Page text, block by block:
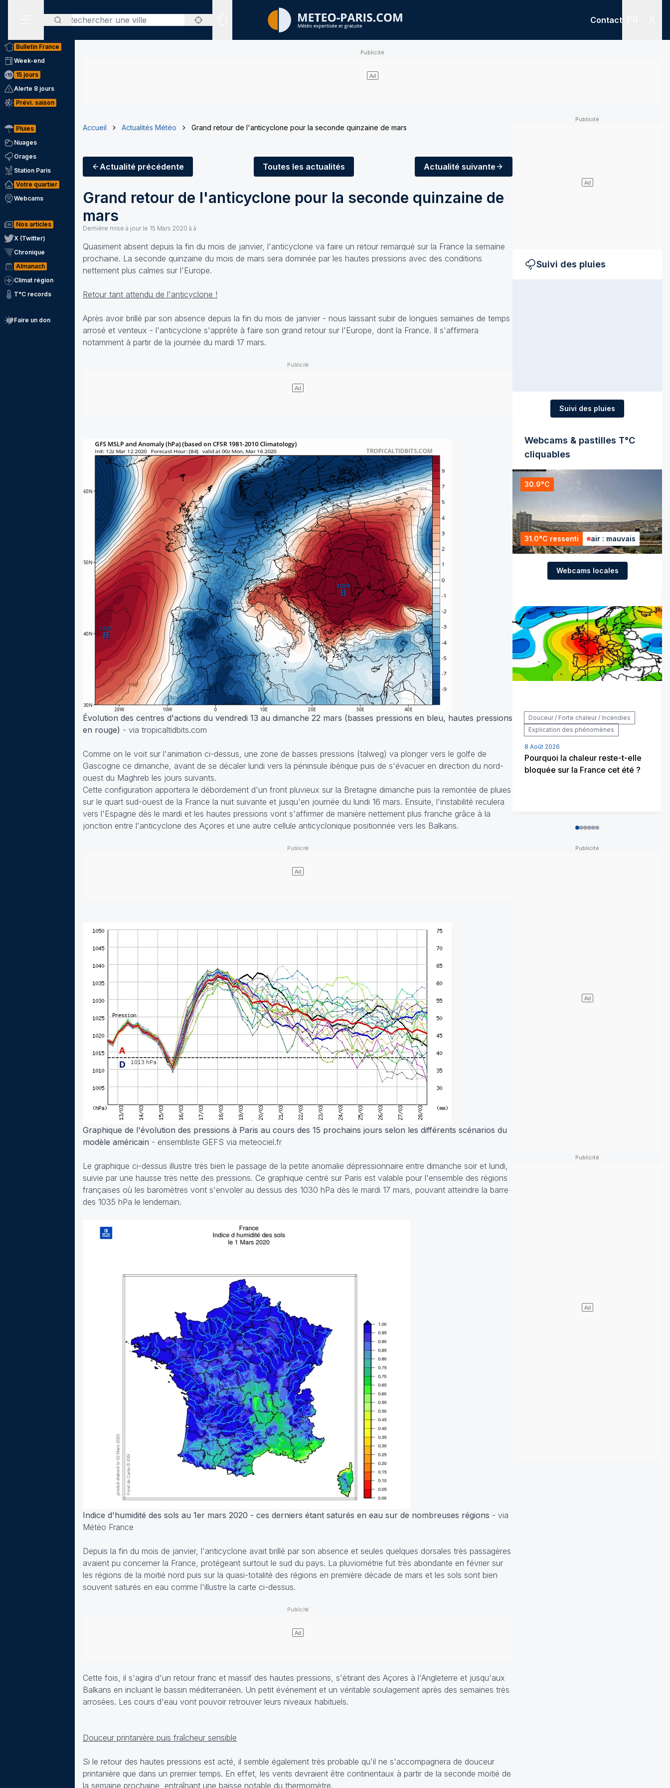
Rechercher
Sites expertisés
Contact
Bulletin France
Week-end
15 jours
Alerte 8 jours
Prévi. saison
Pluies
Nuages
Orages
Station Paris
Votre quartier
Webcams
Nos articles
X (Twitter)
Chronique
Almanach
Climat région
T°C records
Faire un don
Accueil Actualités Météo Grand retour de l'anticyclone pour la seconde quinzaine de mars
Actualité précédente Toutes les actualités Actualité suivante
Grand retour de l'anticyclone pour la seconde quinzaine de
mars
Dernière mise à jour le 15 Mars 2020 à à
Quasiment absent depuis la fin du mois de janvier, l'anticyclone va faire un retour remarqué sur la France la semaine
prochaine. La seconde quinzaine du mois de mars sera dominée par les hautes pressions avec des conditions
nettement plus calmes sur l'Europe.
Retour tant attendu de l'anticyclone !
Après avoir brillé par son absence depuis la fin du mois de janvier - nous laissant subir de longues semaines de temps
arrosé et venteux - l'anticyclone s'apprête à faire son grand retour sur l'Europe, dont la France. Il s'affirmera
notamment à partir de la journée du mardi 17 mars.
Évolution des centres d'actions du vendredi 13 au dimanche 22 mars (basses pressions en bleu, hautes pressions
en rouge) - via tropicaltidbits.com
Comme on le voit sur l'animation ci-dessus, une zone de basses pressions (talweg) va plonger vers le golfe de
Gascogne ce dimanche, avant de se décaler lundi vers la péninsule ibérique puis de s'évacuer en direction du nord-
ouest du Maghreb les jours suivants.
Cette configuration apportera le débordement d'un front pluvieux sur la Bretagne dimanche puis la remontée de pluies
sur le quart sud-ouest de la France la nuit suivante et jusqu'en journée du lundi 16 mars. Ensuite, l'instabilité reculera
vers l'Espagne dès le mardi et les hautes pressions vont s'affirmer de manière nettement plus franche grâce à la
jonction entre l'anticyclone des Açores et une autre cellule anticyclonique positionnée vers les Balkans.
Graphique de l'évolution des pressions à Paris au cours des 15 prochains jours selon les différents scénarios du
modèle américain - ensembliste GEFS via meteociel.fr
Le graphique ci-dessus illustre très bien le passage de la petite anomalie dépressionnaire entre dimanche soir et lundi,
suivie par une hausse très nette des pressions. Ce graphique centré sur Paris est valable pour l'ensemble des régions
françaises où les baromètres vont s'envoler au dessus des 1030 hPa dès le mardi 17 mars, pouvant atteindre la barre
des 1035 hPa le lendemain.
Indice d'humidité des sols au 1er mars 2020 - ces derniers étant saturés en eau sur de nombreuses régions - via
Météo France
Depuis la fin du mois de janvier, l'anticyclone avait brillé par son absence et seules quelques dorsales très passagères
avaient pu concerner la France, protégeant surtout le sud du pays. La pluviométrie fut très abondante en février sur
les régions de la moitié nord puis sur la quasi-totalité des régions en première décade de mars et les sols sont bien
souvent saturés en eau comme l'illustre la carte ci-dessus.
Cette fois, il s'agira d'un retour franc et massif des hautes pressions, s'étirant des Açores à l'Angleterre et jusqu'aux
Balkans en incluant le bassin méditerranéen. Un petit événement et un véritable soulagement après des semaines très
arrosées. Les cours d'eau vont pouvoir retrouver leurs niveaux habituels.
Douceur printanière puis fraîcheur sensible
Si le retour des hautes pressions est acté, il semble également très probable qu'il ne s'accompagnera de douceur
printanière que dans un premier temps. En effet, les vents devraient être continentaux à partir de la seconde moitié de
la semaine prochaine, entraînant une baisse notable du thermomètre.
Suivi des pluies
Suivi des pluies
Webcams & pastilles T°C
cliquables
30.9°C
31.0°C ressenti air : mauvais
Webcams locales
Douceur / Forte chaleur / Incendies
Explication des phénomènes
8 Août 2026
Pourquoi la chaleur reste-t-elle
bloquée sur la France cet été ?
012345